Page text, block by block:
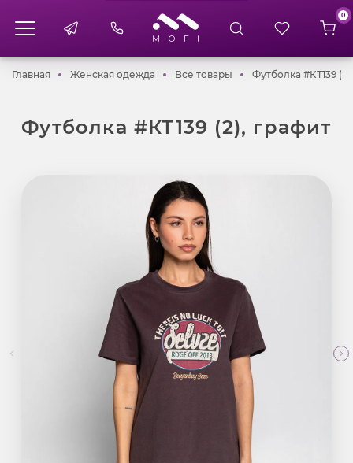
0
ГлавнаяГлавнаяЖенская одежда Женская одежда
Все товары Все товары
Футболка #КТ139
Футболка #КТ139 (2), графит